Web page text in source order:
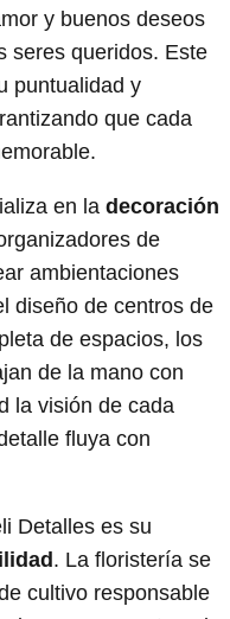
y buenos deseos
seres queridos. Este
puntualidad y
que cada
en la decoración
de
ambientaciones
diseño de centros de
de espacios, los
de la mano con
la visión de cada
fluya con
Detalles es su
. La floristería se
cultivo responsable